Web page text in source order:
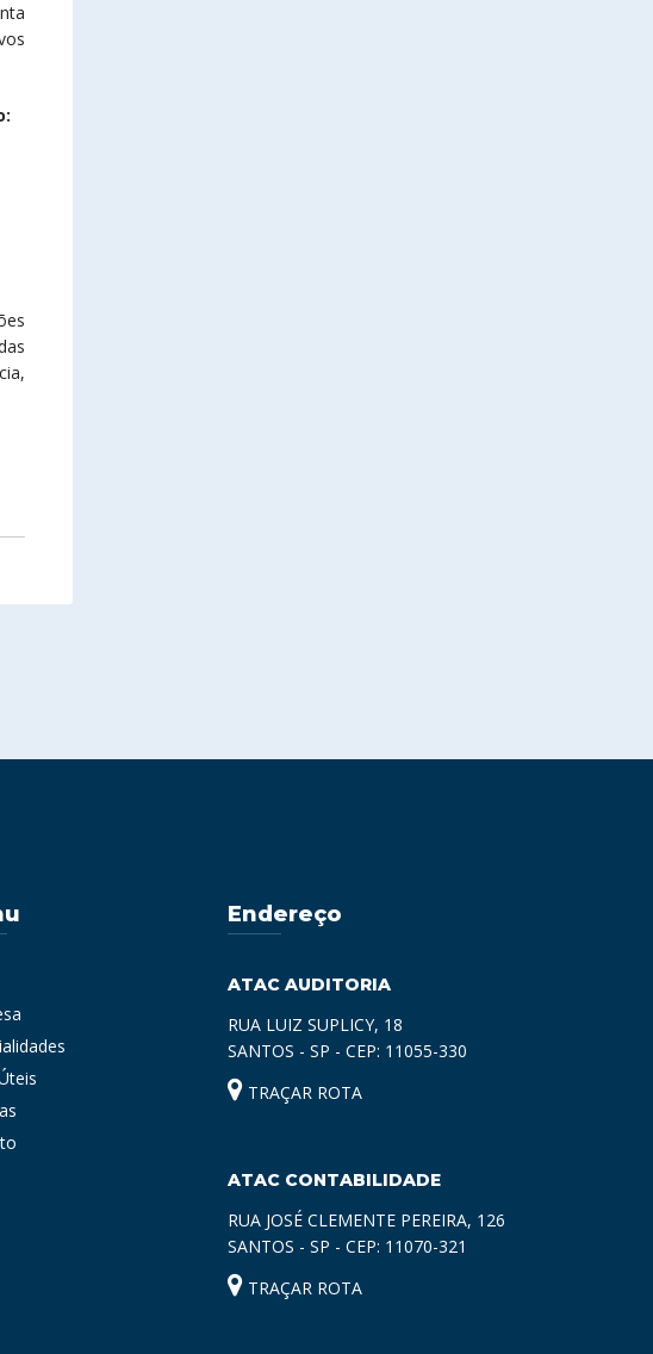
Endereço
ATAC AUDITORIA
RUA LUIZ SUPLICY, 18
SANTOS - SP - CEP: 11055-330
TRAÇAR ROTA
ATAC CONTABILIDADE
RUA JOSÉ CLEMENTE PEREIRA, 126
SANTOS - SP - CEP: 11070-321
TRAÇAR ROTA